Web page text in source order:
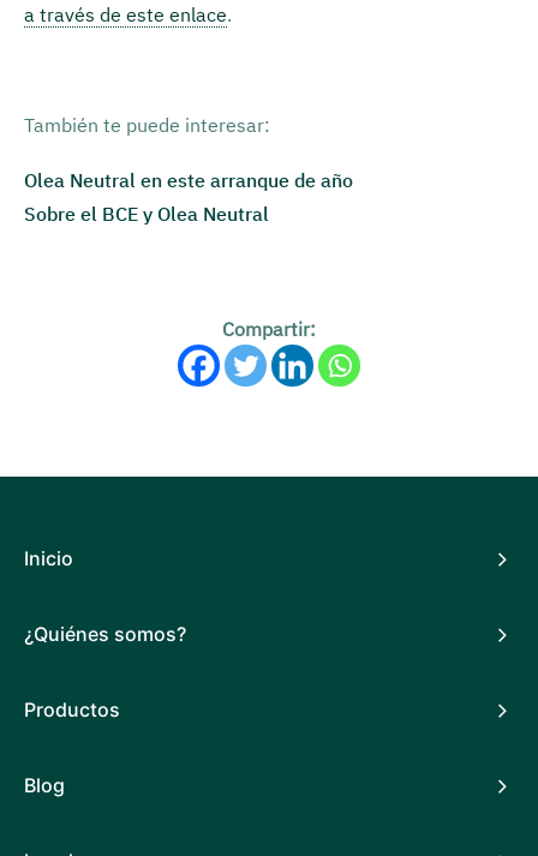
a través de este enlace.
También te puede interesar:
Olea Neutral en este arranque de año
Sobre el BCE y Olea Neutral
Compartir:
Inicio
¿Quiénes somos?
Productos
Blog